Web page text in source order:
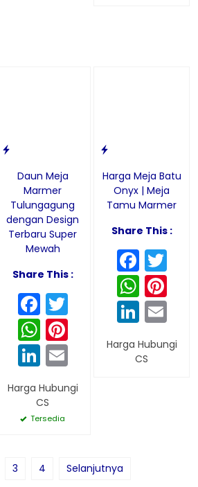
Daun Meja
Marmer
Tulungagung
dengan Design
Terbaru Super
Mewah
Share This :
Facebook
Twitter
WhatsApp
Pinterest
LinkedIn
Email
Harga Hubungi
CS
Tersedia
Harga Meja Batu
Onyx | Meja
Tamu Marmer
Share This :
Harga Hubungi
CS
3 4 Selanjutnya